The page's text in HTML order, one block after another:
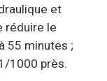
et
réduire le
55 minutes ;
1000 près.